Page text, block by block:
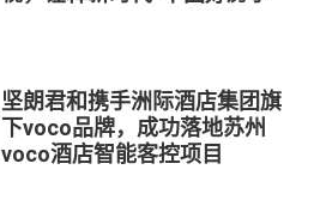
坚朗君和携手洲际酒店集团旗
下voco品牌，成功落地苏州
voco酒店智能客控项目